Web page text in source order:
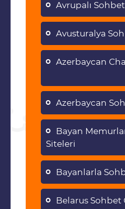
Avrupalı
Avusturalya
Azerbaycan
Azerbaycan
Bayan
Siteleri
Bayanlarla
Belarus Sohbet